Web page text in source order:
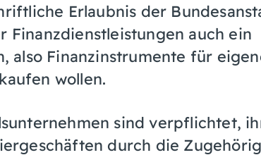
Erlaubnis der
Finanzdienstleistungen auch ein
also Finanzinstrumente für
wollen.
sind verpflichtet,
durch die